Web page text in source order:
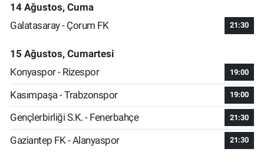
14 Ağustos, Cuma
Galatasaray - Çorum FK
21:30
15 Ağustos, Cumartesi
Konyaspor - Rizespor
19:00
Kasımpaşa - Trabzonspor 19:00
Gençlerbirliği S.K. - Fenerbahçe 21:30
Gaziantep FK - Alanyaspor 21:30